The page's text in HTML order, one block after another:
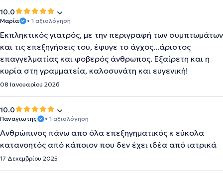
10.0
Μαρία • 1 αξιολόγηση
Εκπληκτικός γιατρός, με την περιγραφή των συμπτωμάτων
και τις επεξηγήσεις του, έφυγε το άγχος...άριστος
επαγγελματίας και φοβερός άνθρωπος. Εξαίρετη και η
κυρία στη γραμματεία, καλοσυνάτη και ευγενική!
08 Ιανουαρίου 2026
10.0
Παναγιωτης • 1 αξιολόγηση
Ανθρώπινος πάνω απο όλα επεξηγηματικός κ εύκολα
κατανοητός από κάποιον που δεν έχει ιδέα από ιατρικά
17 Δεκεμβρίου 2025